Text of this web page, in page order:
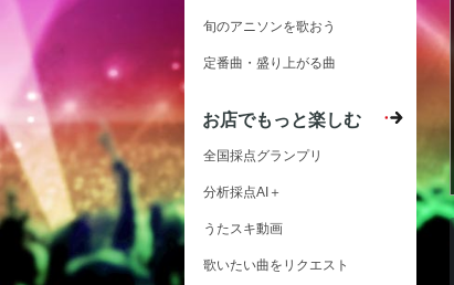
旬のアニソンを歌おう
定番曲・盛り上がる曲
お店でもっと楽しむ
全国採点グランプリ
分析採点AI＋
うたスキ動画
歌いたい曲をリクエスト